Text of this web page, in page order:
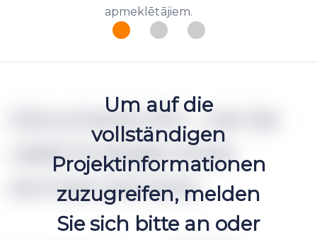
apmeklētājiem.
Documents (h2 - can be
used multiple times
accross one text)
Um auf die
vollständigen
Projektinformationen
zuzugreifen, melden
Sie sich bitte an oder